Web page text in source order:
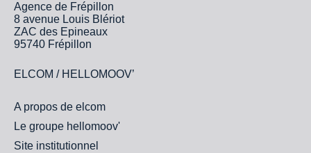
Agence de Frépillon
8 avenue Louis Blériot
ZAC des Epineaux
95740 Frépillon
ELCOM / HELLOMOOV’
A propos de elcom
Le groupe hellomoov'
Site institutionnel